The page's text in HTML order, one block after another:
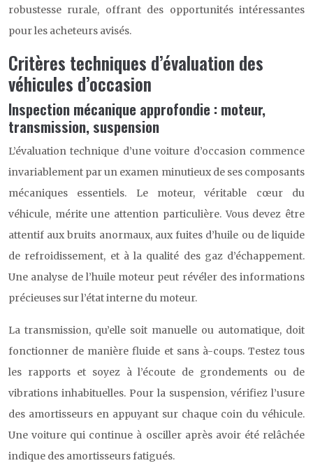
robustesse rurale, offrant des opportunités intéressantes
pour les acheteurs avisés.
Critères techniques d’évaluation des
véhicules d’occasion
Inspection mécanique approfondie : moteur,
transmission, suspension
L’évaluation technique d’une voiture d’occasion commence
invariablement par un examen minutieux de ses composants
mécaniques essentiels. Le moteur, véritable cœur du
véhicule, mérite une attention particulière. Vous devez être
attentif aux bruits anormaux, aux fuites d’huile ou de liquide
de refroidissement, et à la qualité des gaz d’échappement.
Une analyse de l’huile moteur peut révéler des informations
précieuses sur l’état interne du moteur.
La transmission, qu’elle soit manuelle ou automatique, doit
fonctionner de manière fluide et sans à-coups. Testez tous
les rapports et soyez à l’écoute de grondements ou de
vibrations inhabituelles. Pour la suspension, vérifiez l’usure
des amortisseurs en appuyant sur chaque coin du véhicule.
Une voiture qui continue à osciller après avoir été relâchée
indique des amortisseurs fatigués.